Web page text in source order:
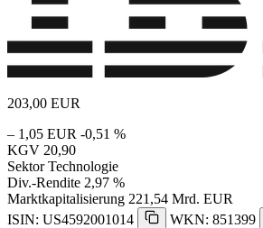
203,00 EUR
– 1,05 EUR -0,51 %
KGV 20,90
Sektor Technologie
Div.-Rendite 2,97 %
Marktkapitalisierung 221,54 Mrd. EUR
ISIN: US4592001014
WKN: 851399